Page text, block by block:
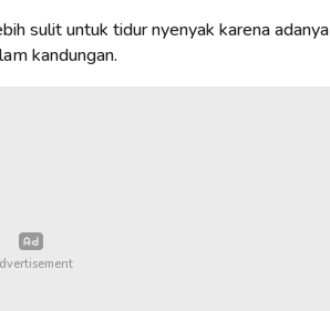
sulit untuk tidur nyenyak karena adanya
kandungan.